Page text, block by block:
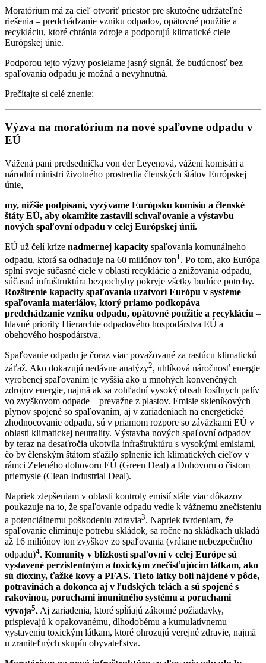
Moratórium má za cieľ otvoriť priestor pre skutočne udržateľné
riešenia – predchádzanie vzniku odpadov, opätovné použitie a
recykláciu, ktoré chránia zdroje a podporujú klimatické ciele
Európskej únie.
Podporou tejto výzvy posielame jasný signál, že budúcnosť bez
spaľovania odpadu je možná a nevyhnutná.
Prečítajte si celé znenie:
Výzva na moratórium na nové spaľovne odpadu v
EÚ
Vážená pani predsedníčka von der Leyenová, vážení komisári a
národní ministri životného prostredia členských štátov Európskej
únie,
my, nižšie podpísaní, vyzývame Európsku komisiu a členské
štáty EÚ, aby okamžite zastavili schvaľovanie a výstavbu
nových spaľovní odpadu v celej Európskej únii.
EÚ už čelí kríze nadmernej kapacity spaľovania komunálneho
odpadu, ktorá sa odhaduje na 60 miliónov ton1 . Po tom, ako Európa
splní svoje súčasné ciele v oblasti recyklácie a znižovania odpadu,
súčasná infraštruktúra bezpochyby pokryje všetky budúce potreby.
Rozšírenie kapacity spaľovania uzatvorí Európu v systéme
spaľovania materiálov, ktorý priamo podkopáva
predchádzanie vzniku odpadu, opätovné použitie a recykláciu –
hlavné priority Hierarchie odpadového hospodárstva EÚ a
obehového hospodárstva.
Spaľovanie odpadu je čoraz viac považované za rastúcu klimatickú
záťaž. Ako dokazujú nedávne analýzy2, uhlíková náročnosť energie
vyrobenej spaľovaním je vyššia ako u mnohých konvenčných
zdrojov energie, najmä ak sa zohľadní vysoký obsah fosílnych palív
vo zvyškovom odpade – prevažne z plastov. Emisie skleníkových
plynov spojené so spaľovaním, aj v zariadeniach na energetické
zhodnocovanie odpadu, sú v priamom rozpore so záväzkami EÚ v
oblasti klimatickej neutrality. Výstavba nových spaľovní odpadov
by teraz na desaťročia ukotvila infraštruktúru s vysokými emisiami,
čo by členským štátom sťažilo splnenie ich klimatických cieľov v
rámci Zeleného dohovoru EÚ (Green Deal) a Dohovoru o čistom
priemysle (Clean Industrial Deal).
Napriek zlepšeniam v oblasti kontroly emisií stále viac dôkazov
poukazuje na to, že spaľovanie odpadu vedie k vážnemu znečisteniu
a potenciálnemu poškodeniu zdravia3. Napriek tvrdeniam, že
spaľovanie eliminuje potrebu skládok, sa ročne na skládkach ukladá
až 16 miliónov ton zvyškov zo spaľovania (vrátane nebezpečného
odpadu)4. Komunity v blízkosti spaľovní v celej Európe sú
vystavené perzistentným a toxickým znečisťujúcim látkam, ako
sú dioxíny, ťažké kovy a PFAS. Tieto látky boli nájdené v pôde,
potravinách a dokonca aj v ľudských telách a sú spojené s
rakovinou, poruchami imunitného systému a poruchami
vývoja5.Aj zariadenia, ktoré spĺňajú zákonné požiadavky,
prispievajú k opakovanému, dlhodobému a kumulatívnemu
vystaveniu toxickým látkam, ktoré ohrozujú verejné zdravie, najmä
u zraniteľných skupín obyvateľstva.